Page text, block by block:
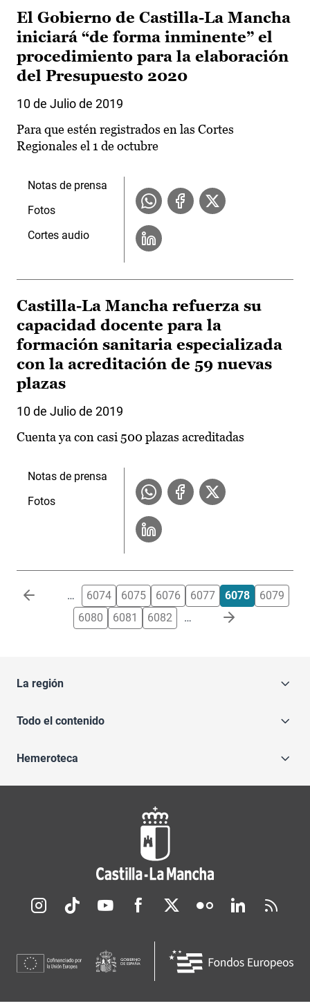
El Gobierno de Castilla-La Mancha
iniciará “de forma inminente” el
procedimiento para la elaboración
del Presupuesto 2020
10 de Julio de 2019
Para que estén registrados en las Cortes
Regionales el 1 de octubre
Notas de prensa
Fotos
Cortes audio
Castilla-La Mancha refuerza su
capacidad docente para la
formación sanitaria especializada
con la acreditación de 59 nuevas
plazas
10 de Julio de 2019
Cuenta ya con casi 500 plazas acreditadas
Notas de prensa
Fotos
Paginación … 6074 6075 6076 6077 6078
6079
6080
6081 6082 …
La región
Todo el contenido
Hemeroteca
Redes sociales JCCM